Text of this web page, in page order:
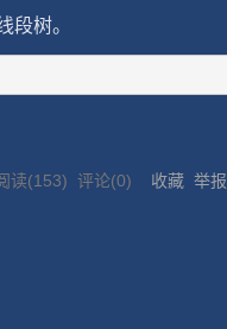
段树。
读(153) 评论(0) 收藏 举报